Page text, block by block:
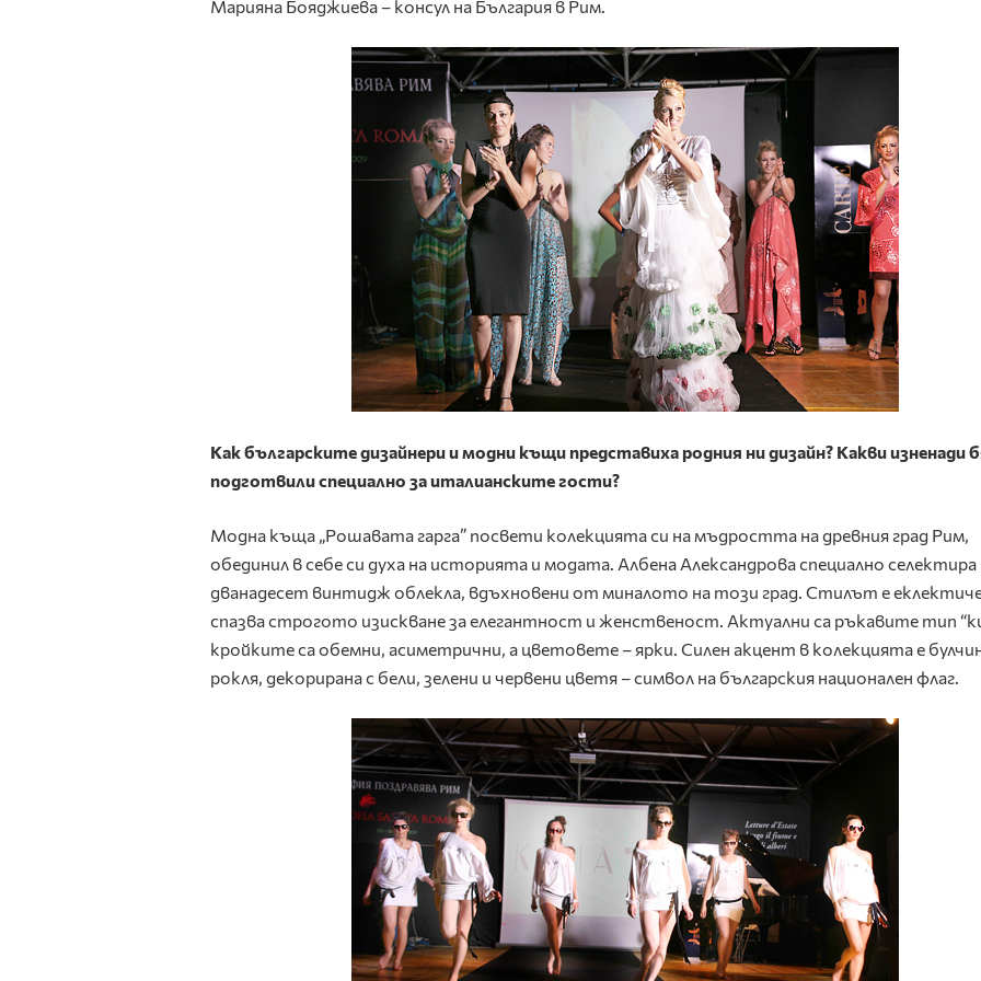
Марияна Бояджиева – консул на България в Рим.
Как българските дизайнери и модни къщи представиха родния ни дизайн? Какви изненади
подготвили специално за италианските гости?
Модна къща „Рошавата гарга” посвети колекцията си на мъдрoстта на древния град Рим,
обединил в себе си духа на историята и модата. Албена Александрова специално селектира
дванадесет винтидж облекла, вдъхновени от миналото на този град. Стилът е
спазва строгото изискване за елегантност и женственост. Актуални са ръкавите тип
кройките са обемни, асиметрични, а цветовете – ярки. Силен акцент в колекцията е
рокля, декорирана с бели, зелени и червени цветя – символ на българския национален флаг.